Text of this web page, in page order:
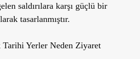
saldırılara karşı güçlü bir
tasarlanmıştır.
Yerler Neden Ziyaret